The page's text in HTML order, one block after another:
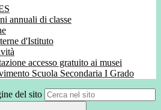
annuali di classe
d'Istituto
accesso gratuito ai musei
Scuola Secondaria I Grado
del sito